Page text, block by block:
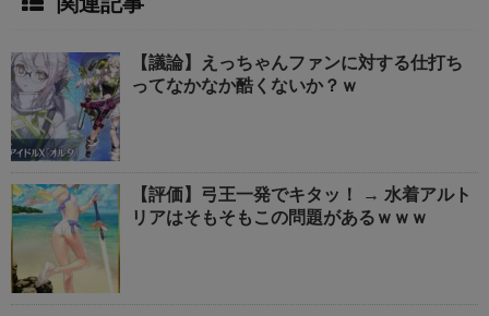
【議論】えっちゃんファンに対する仕打ち
ってなかなか酷くないか？ｗ
【評価】弓王一発でキタッ！ → 水着アルト
リアはそもそもこの問題があるｗｗｗ